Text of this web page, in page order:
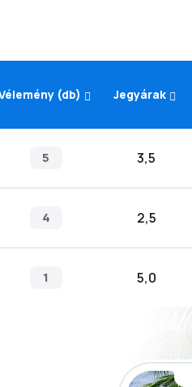
(db) Jegyárak
5 3,5
4 2,5
1 5,0